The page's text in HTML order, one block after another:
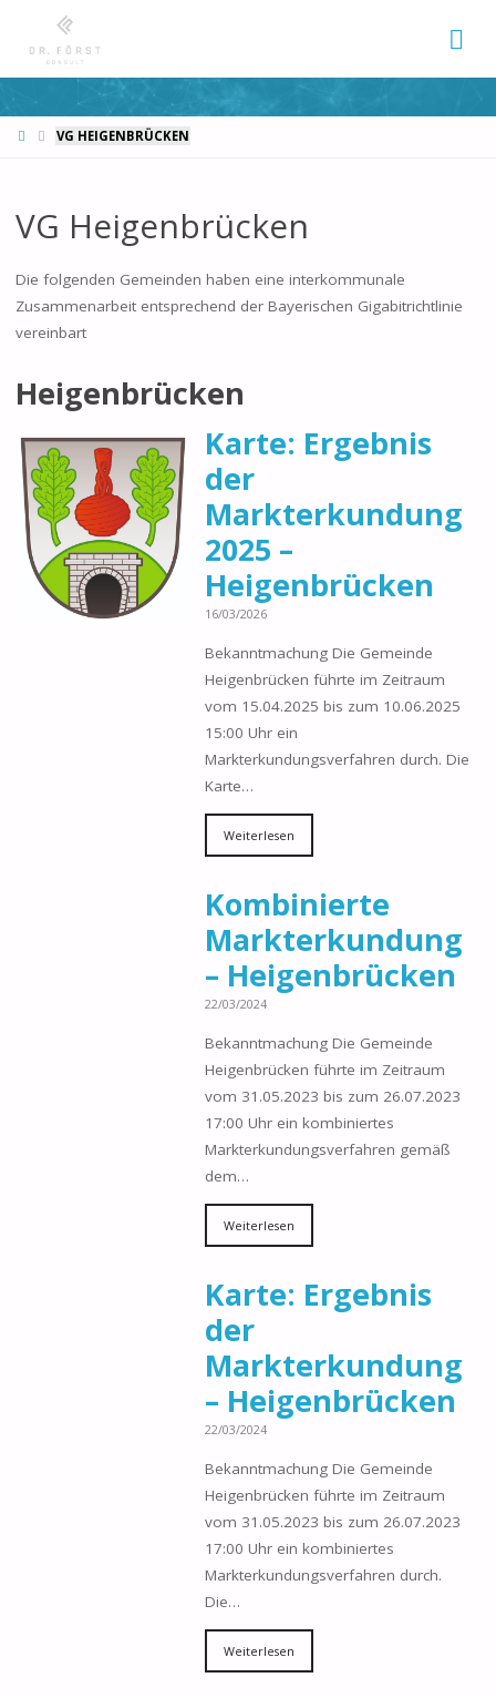
STARTVG HEIGENBRÜCKEN
VG Heigenbrücken
Die folgenden Gemeinden haben eine interkommunale
Zusammenarbeit entsprechend der Bayerischen Gigabitrichtlinie
vereinbart
Heigenbrücken
Karte: Ergebnis
der
Markterkundung
2025 –
Heigenbrücken
16/03/2026
Bekanntmachung Die Gemeinde
Heigenbrücken führte im Zeitraum
vom 15.04.2025 bis zum 10.06.2025
15:00 Uhr ein
Markterkundungsverfahren durch. Die
Karte…
Weiterlesen
Kombinierte
Markterkundung
– Heigenbrücken
22/03/2024
Bekanntmachung Die Gemeinde
Heigenbrücken führte im Zeitraum
vom 31.05.2023 bis zum 26.07.2023
17:00 Uhr ein kombiniertes
Markterkundungsverfahren gemäß
dem…
Weiterlesen
Karte: Ergebnis
der
Markterkundung
– Heigenbrücken
22/03/2024
Bekanntmachung Die Gemeinde
Heigenbrücken führte im Zeitraum
vom 31.05.2023 bis zum 26.07.2023
17:00 Uhr ein kombiniertes
Markterkundungsverfahren durch.
Die…
Weiterlesen